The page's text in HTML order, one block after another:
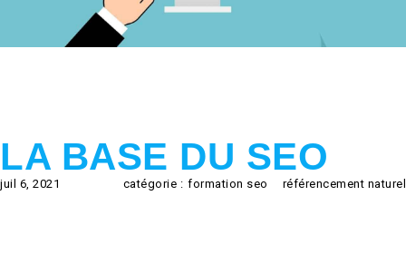
LA BASE DU SEO
juil 6, 2021 catégorie : formation seo référencement naturel